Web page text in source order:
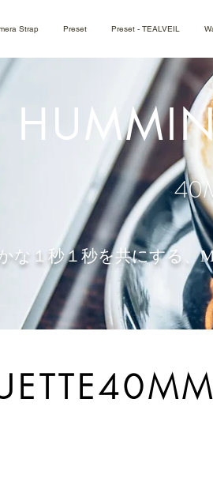
Strap Preset Preset - TEALVEIL
な１秒１秒を共にする、